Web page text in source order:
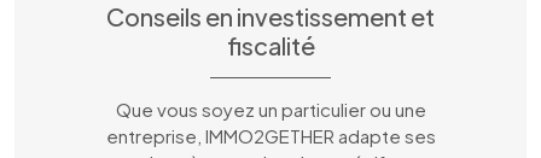
Conseils en investissement et
fiscalité
Que vous soyez un particulier ou une
entreprise, IMMO2GETHER adapte ses